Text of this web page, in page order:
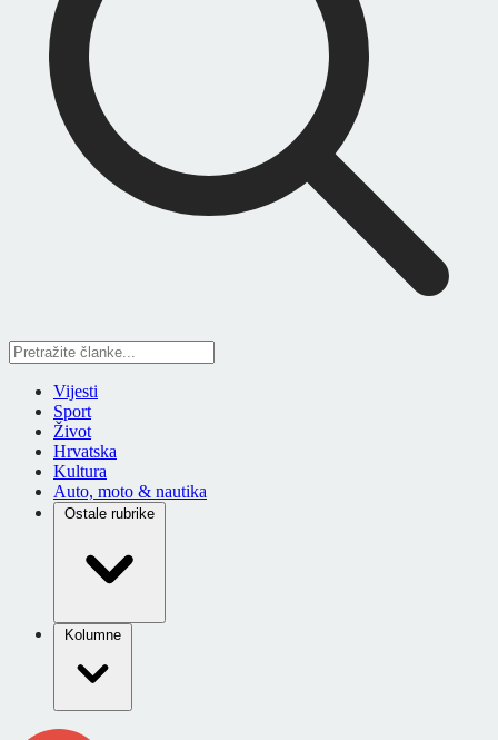
Vijesti
Sport
Život
Hrvatska
Kultura
Auto, moto & nautika
Ostale rubrike
Kolumne